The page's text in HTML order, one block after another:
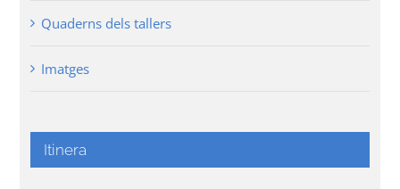
Quaderns dels tallers
Imatges
Itinera